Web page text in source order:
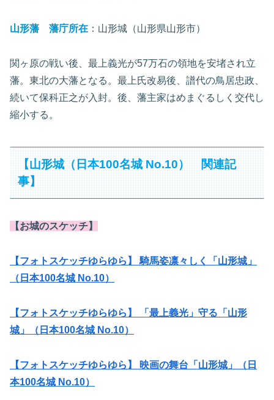
山形藩 藩庁所在 ：山形城（山形県山形市）
関ヶ原の戦い後、最上義光が57万石の領地を安堵され立
藩。東北の大藩となる。最上氏改易後、譜代の鳥居忠政、
続いて保科正之が入封。後、藩主家はめまぐるしく交代し
縮小する。
【山形城（日本100名城 No.10） 関連記
事】
【お城のスケッチ】
【フォトスケッチゆらゆら】 騎馬姿凛々しく「山形城」
（日本100名城 No.10）
【フォトスケッチゆらゆら】 「最上義光」守る「山形
城」（日本100名城 No.10）
【フォトスケッチゆらゆら】 映画の舞台「山形城」（日
本100名城 No.10）